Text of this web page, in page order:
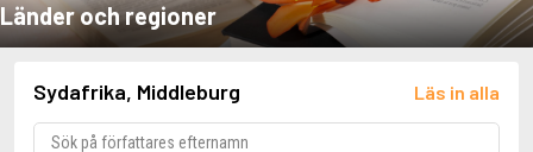
Länder och regioner
Sydafrika, Middleburg Läs in alla